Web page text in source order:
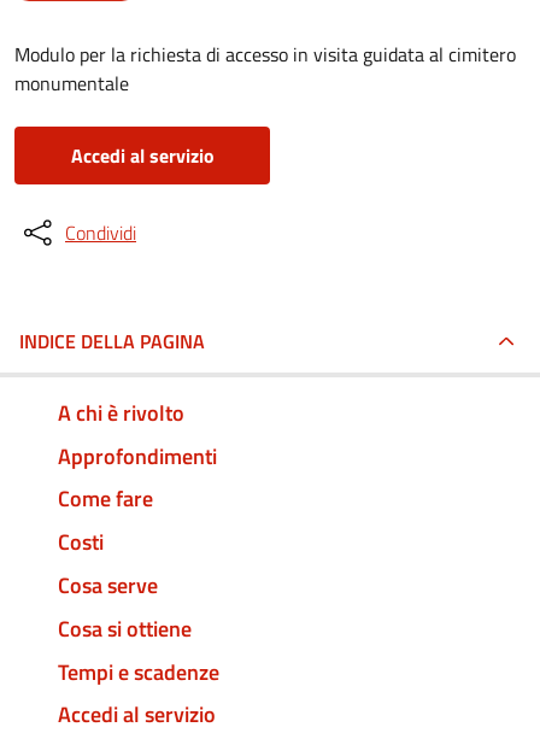
Modulo per la richiesta di accesso in visita guidata al cimitero
monumentale
Accedi al servizio
Condividi
INDICE DELLA PAGINA
A chi è rivolto
Approfondimenti
Come fare
Costi
Cosa serve
Cosa si ottiene
Tempi e scadenze
Accedi al servizio